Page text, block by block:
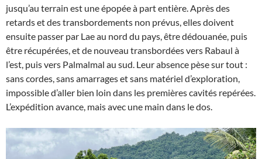
jusqu’au terrain est une épopée à part entière. Après des
retards et des transbordements non prévus, elles doivent
ensuite passer par Lae au nord du pays, être dédouanée, puis
être récupérées, et de nouveau transbordées vers Rabaul à
l’est, puis vers Palmalmal au sud. Leur absence pèse sur tout :
sans cordes, sans amarrages et sans matériel d’exploration,
impossible d’aller bien loin dans les premières cavités repérées.
L’expédition avance, mais avec une main dans le dos.